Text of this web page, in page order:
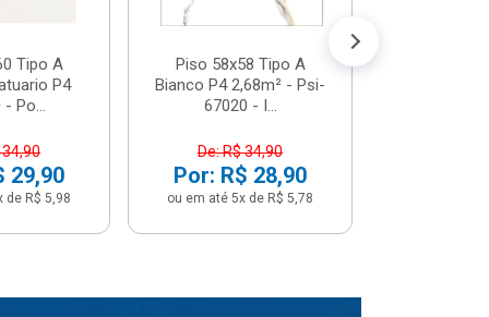
Tipo A
P4
- Po...
34,90
29,90
de R$ 5,98
Piso 58x58 Tipo A
Bianco P4 2,68m² - Psi-
67020 - I...
De: R$ 34,90
Por: R$ 28,90
ou em até 5x de R$ 5,78